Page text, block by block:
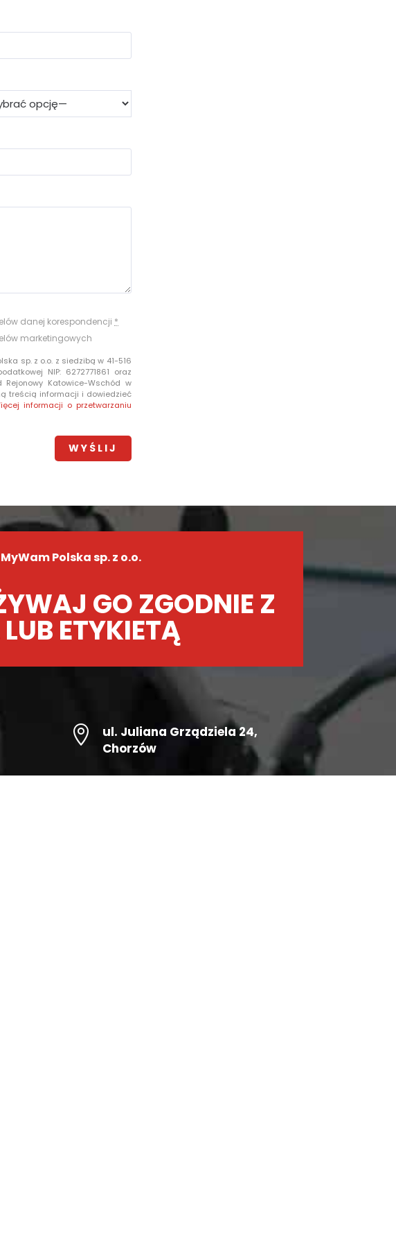
danej korespondencji *
marketingowych
sp. z o.o. z siedzibą w 41-516
NIP: 6272771861 oraz
Katowice-Wschód w
treścią informacji i dowiedzieć
informacji o przetwarzaniu
MyWam Polska sp. z o.o.
GO ZGODNIE Z
ETYKIETĄ
 ul. Juliana Grządziela 24,
Chorzów